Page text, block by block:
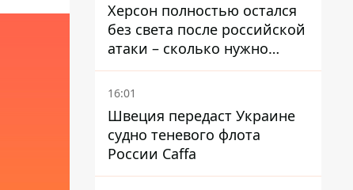
Херсон полностью остался
без света после российской
атаки – сколько нужно
времени на восстановление
16:01
Швеция передаст Украине
судно теневого флота
России Caffa